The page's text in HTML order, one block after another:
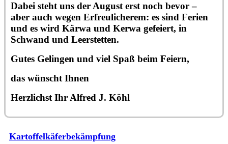
Dabei steht uns der August erst noch bevor –
aber auch wegen Erfreulicherem: es sind Ferien
und es wird Kärwa und Kerwa gefeiert, in
Schwand und Leerstetten.
Gutes Gelingen und viel Spaß beim Feiern,
das wünscht Ihnen
Herzlichst Ihr Alfred J. Köhl
Kartoffelkäferbekämpfung